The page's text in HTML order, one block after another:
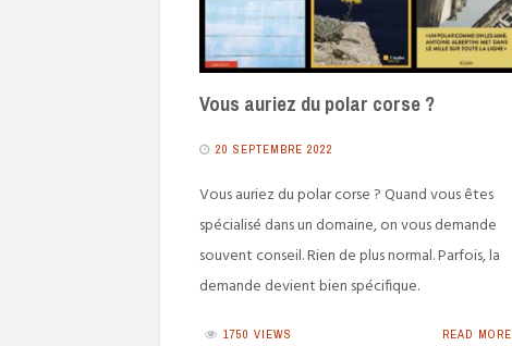
Vous auriez du polar corse ?
20 SEPTEMBRE 2022
Vous auriez du polar corse ? Quand vous êtes
spécialisé dans un domaine, on vous demande
souvent conseil. Rien de plus normal. Parfois, la
demande devient bien spécifique.
1750 VIEWS READ MORE